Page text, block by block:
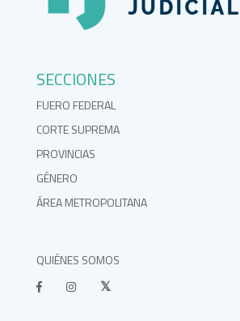
SECCIONES
FUERO FEDERAL
CORTE SUPREMA
PROVINCIAS
GÉNERO
ÁREA METROPOLITANA
QUIÉNES SOMOS